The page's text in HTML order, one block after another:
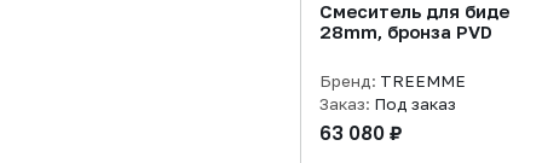
Смеситель для биде
28mm, бронза PVD
Бренд: TREEMME
Заказ: Под заказ
63 080 ₽